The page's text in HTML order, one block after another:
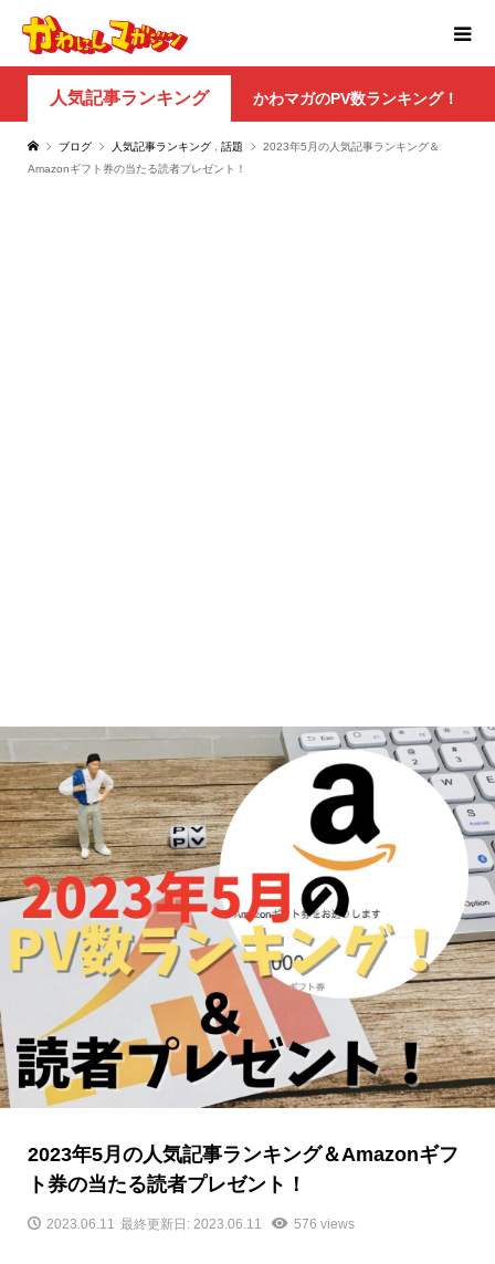
人気記事ランキング かわマガのPV数ランキング！
ブログ 人気記事ランキング 話題
2023年5月の人気記事ランキング＆
Amazonギフト券の当たる読者プレゼント！
2023年5月の人気記事ランキング＆Amazonギフ
ト券の当たる読者プレゼント！
2023.06.11 最終更新日: 2023.06.11 576 views